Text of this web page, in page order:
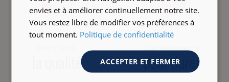
la qualité
Des vêtements
pour durer
envies et à améliorer continuellement notre site.
Vous restez libre de modifier vos préférences à
tout moment. Politique de confidentialité
ACCEPTER ET FERMER